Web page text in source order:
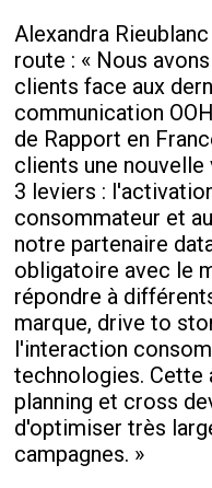
Alexandra
route : « Nous
clients face aux
communication
de Rapport en
clients une nouvelle
3 leviers :
consommateur et
notre partenaire
obligatoire avec le
répondre à
marque, drive to
l'interaction
technologies. Cette
planning et cross
d'optimiser très
campagnes. »